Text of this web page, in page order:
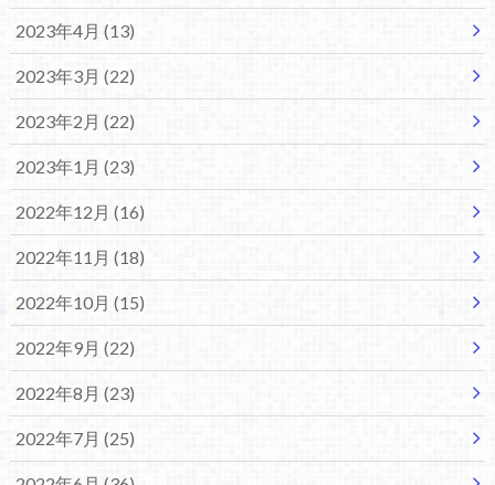
2023年4月 (13)
2023年3月 (22)
2023年2月 (22)
2023年1月 (23)
2022年12月 (16)
2022年11月 (18)
2022年10月 (15)
2022年9月 (22)
2022年8月 (23)
2022年7月 (25)